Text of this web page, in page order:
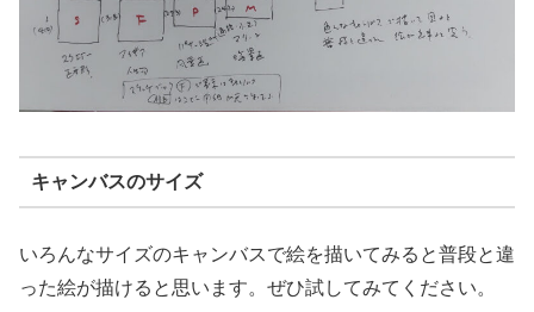
キャンバスのサイズ
いろんなサイズのキャンバスで絵を描いてみると普段と違
った絵が描けると思います。ぜひ試してみてください。